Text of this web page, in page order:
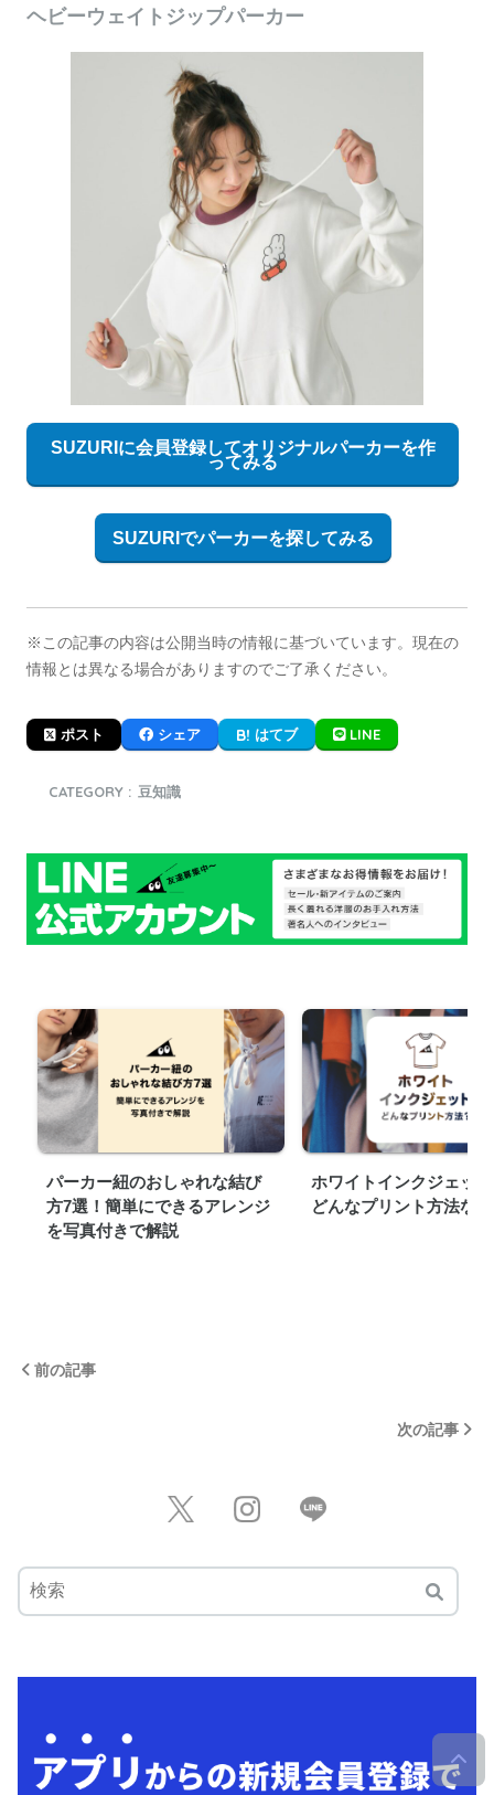
ヘビーウェイトジップパーカー
SUZURIに会員登録してオリジナルパーカーを作
ってみる
SUZURIでパーカーを探してみる
※この記事の内容は公開当時の情報に基づいています。現在の
情報とは異なる場合がありますのでご了承ください。
ポスト シェア はてブ LINE
CATEGORY : 豆知識
パーカー紐のおしゃれな結び
方7選！簡単にできるアレンジ
を写真付きで解説
ホワイトインクジェッ
どんなプリント方法な
前の記事
次の記事